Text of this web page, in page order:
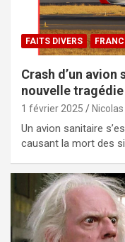
FAITS DIVERS
Crash d’un
nouvelle
1 février 2025
Un avion sanitaire
causant la mort des